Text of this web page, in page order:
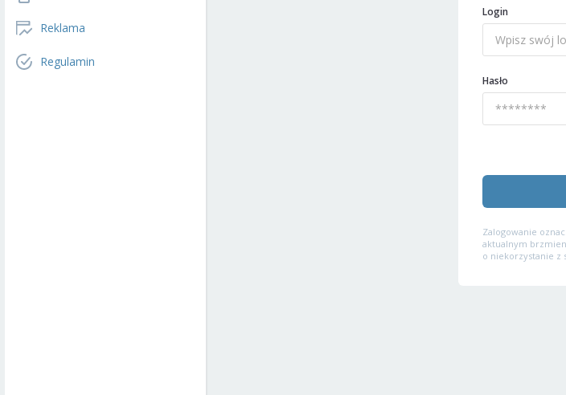
Reklama
Regulamin
Login
Hasło
Zalogowanie
aktualnym
o niekorzystanie z